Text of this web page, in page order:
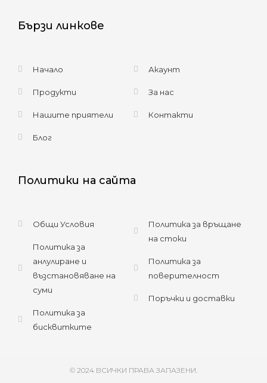
Бързи линкове
Начало
Продукти
Нашите приятели
Блог
Акаунт
За нас
Контакти
Политики на сайта
Общи Условия
Политика за
анлулиране и
възстановяване на
суми
Политика за
бисквитките
Политика за връщане
на стоки
Политика за
поверителност
Поръчки и доставки
© 2024 ВСИЧКИ ПРАВА ЗАПАЗЕНИ.